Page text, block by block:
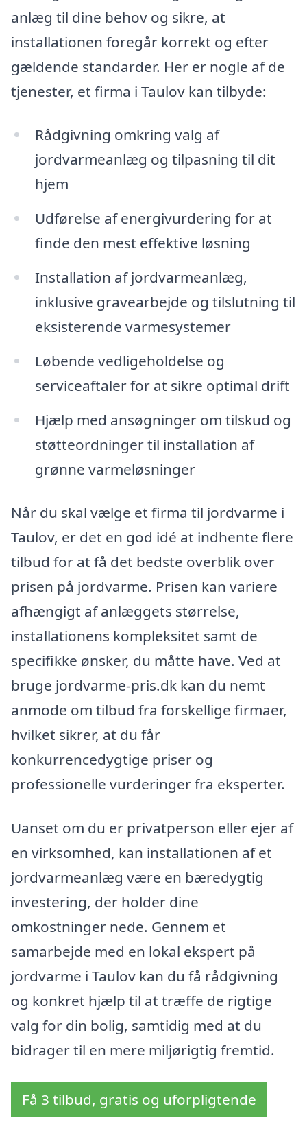
anlæg til dine behov og sikre, at
installationen foregår korrekt og efter
gældende standarder. Her er nogle af de
tjenester, et firma i Taulov kan tilbyde:
Rådgivning omkring valg af
jordvarmeanlæg og tilpasning til dit
hjem
Udførelse af energivurdering for at
finde den mest effektive løsning
Installation af jordvarmeanlæg,
inklusive gravearbejde og tilslutning til
eksisterende varmesystemer
Løbende vedligeholdelse og
serviceaftaler for at sikre optimal drift
Hjælp med ansøgninger om tilskud og
støtteordninger til installation af
grønne varmeløsninger
Når du skal vælge et firma til jordvarme i
Taulov, er det en god idé at indhente flere
tilbud for at få det bedste overblik over
prisen på jordvarme. Prisen kan variere
afhængigt af anlæggets størrelse,
installationens kompleksitet samt de
specifikke ønsker, du måtte have. Ved at
bruge jordvarme-pris.dk kan du nemt
anmode om tilbud fra forskellige firmaer,
hvilket sikrer, at du får
konkurrencedygtige priser og
professionelle vurderinger fra eksperter.
Uanset om du er privatperson eller ejer af
en virksomhed, kan installationen af et
jordvarmeanlæg være en bæredygtig
investering, der holder dine
omkostninger nede. Gennem et
samarbejde med en lokal ekspert på
jordvarme i Taulov kan du få rådgivning
og konkret hjælp til at træffe de rigtige
valg for din bolig, samtidig med at du
bidrager til en mere miljørigtig fremtid.
Få 3 tilbud, gratis og uforpligtende